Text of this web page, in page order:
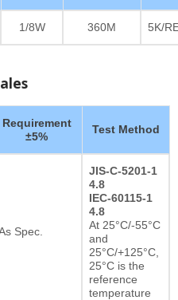
1/8W 360M 5K/
Requirement
±5%
Test Method
Spec.
JIS-C-5201-1
4.8
IEC-60115-1
4.8
At 25°C/-55°C
and
25°C/+125°C,
25°C is the
reference
temperature